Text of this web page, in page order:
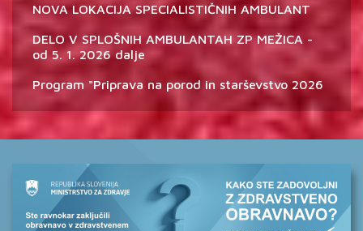
NOVA LOKACIJA SPECIALISTIČNIH AMBULANT
DELO V SPLOŠNIH AMBULANTAH ZP MEŽICA -
od 5. 1. 2026 dalje
Program "Priprava na porod in starševstvo 2026